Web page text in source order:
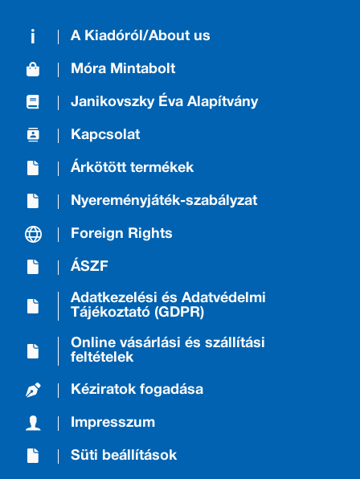
A Kiadóról/About us
Móra Mintabolt
Janikovszky Éva Alapítvány
Kapcsolat
Árkötött termékek
Nyereményjáték-szabályzat
Foreign Rights
ÁSZF
Adatkezelési és Adatvédelmi
Tájékoztató (GDPR)
Online vásárlási és szállítási
feltételek
Kéziratok fogadása
Impresszum
Süti beállítások